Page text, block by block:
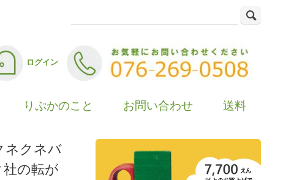
ログイン
りぷかのこと お問い合わせ 送料
ネクネバ
の転が